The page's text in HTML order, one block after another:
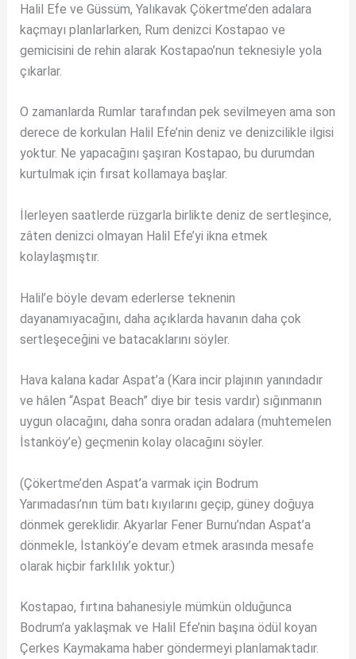
Halil Efe ve Güssüm, Yalıkavak Çökertme’den adalara
kaçmayı planlarlarken, Rum denizci Kostapao ve
gemicisini de rehin alarak Kostapao’nun teknesiyle yola
çıkarlar.
O zamanlarda Rumlar tarafından pek sevilmeyen ama son
derece de korkulan Halil Efe’nin deniz ve denizcilikle ilgisi
yoktur. Ne yapacağını şaşıran Kostapao, bu durumdan
kurtulmak için fırsat kollamaya başlar.
İlerleyen saatlerde rüzgarla birlikte deniz de sertleşince,
zâten denizci olmayan Halil Efe’yi ikna etmek
kolaylaşmıştır.
Halil’e böyle devam ederlerse teknenin
dayanamıyacağını, daha açıklarda havanın daha çok
sertleşeceğini ve batacaklarını söyler.
Hava kalana kadar Aspat’a (Kara incir plajının yanındadır
ve hâlen “Aspat Beach” diye bir tesis vardır) sığınmanın
uygun olacağını, daha sonra oradan adalara (muhtemelen
İstanköy’e) geçmenin kolay olacağını söyler.
(Çökertme’den Aspat’a varmak için Bodrum
Yarımadası’nın tüm batı kıyılarını geçip, güney doğuya
dönmek gereklidir. Akyarlar Fener Burnu’ndan Aspat’a
dönmekle, İstanköy’e devam etmek arasında mesafe
olarak hiçbir farklılık yoktur.)
Kostapao, fırtına bahanesiyle mümkün olduğunca
Bodrum’a yaklaşmak ve Halil Efe’nin başına ödül koyan
Çerkes Kaymakama haber göndermeyi planlamaktadır.